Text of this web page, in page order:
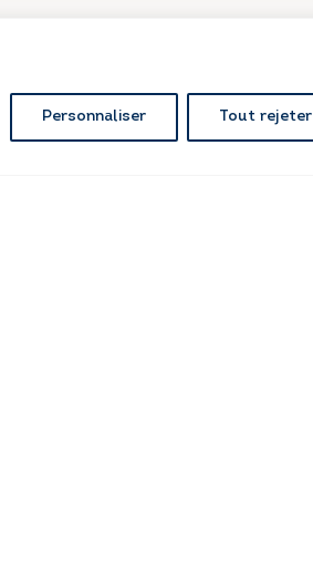
Personnaliser Tout rejeter